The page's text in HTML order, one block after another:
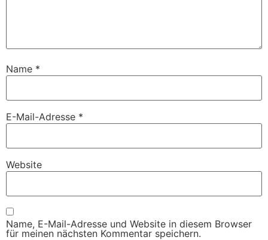
Name *
E-Mail-Adresse *
Website
Name, E-Mail-Adresse und Website in diesem Browser
für meinen nächsten Kommentar speichern.